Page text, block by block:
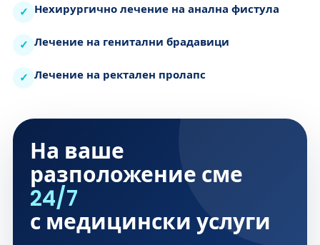
✓ Нехирургично лечение на анална фистула
✓ Лечение на генитални брадавици
✓ Лечение на ректален пролапс
На ваше
разположение сме
24/7
с медицински услуги